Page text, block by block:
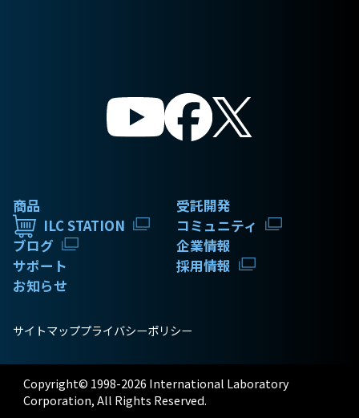
商品
受託開発
ILC STATION
コミュニティ
ブログ
企業情報
サポート
採用情報
お知らせ
サイトマッププライバシーポリシー
Copyright© 1998-2026 International Laboratory
Corporation, All Rights Reserved.